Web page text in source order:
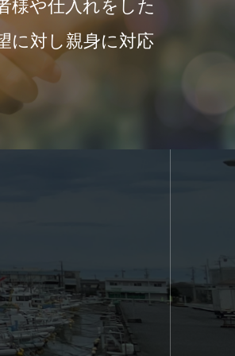
様や仕入れをした
に対し親身に対応